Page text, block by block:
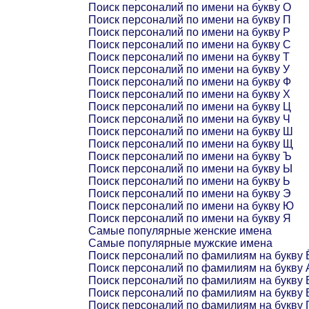
Поиск персоналий по имени на букву О
Поиск персоналий по имени на букву П
Поиск персоналий по имени на букву Р
Поиск персоналий по имени на букву С
Поиск персоналий по имени на букву Т
Поиск персоналий по имени на букву У
Поиск персоналий по имени на букву Ф
Поиск персоналий по имени на букву Х
Поиск персоналий по имени на букву Ц
Поиск персоналий по имени на букву Ч
Поиск персоналий по имени на букву Ш
Поиск персоналий по имени на букву Щ
Поиск персоналий по имени на букву Ъ
Поиск персоналий по имени на букву Ы
Поиск персоналий по имени на букву Ь
Поиск персоналий по имени на букву Э
Поиск персоналий по имени на букву Ю
Поиск персоналий по имени на букву Я
Самые популярные женские имена
Самые популярные мужские имена
Поиск персоналий по фамилиям на букву
Поиск персоналий по фамилиям на букву
Поиск персоналий по фамилиям на букву
Поиск персоналий по фамилиям на букву
Поиск персоналий по фамилиям на букву